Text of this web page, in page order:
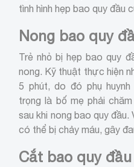
tình hình hẹp bao quy đầu
Nong bao quy
Trẻ nhỏ bị hẹp bao quy
nong. Kỹ thuật thực hiện
5 phút, do đó phụ
trọng là bố mẹ phải
sau khi nong bao quy đầu.
có thể bị chảy máu, gây
Cắt bao quy đầu